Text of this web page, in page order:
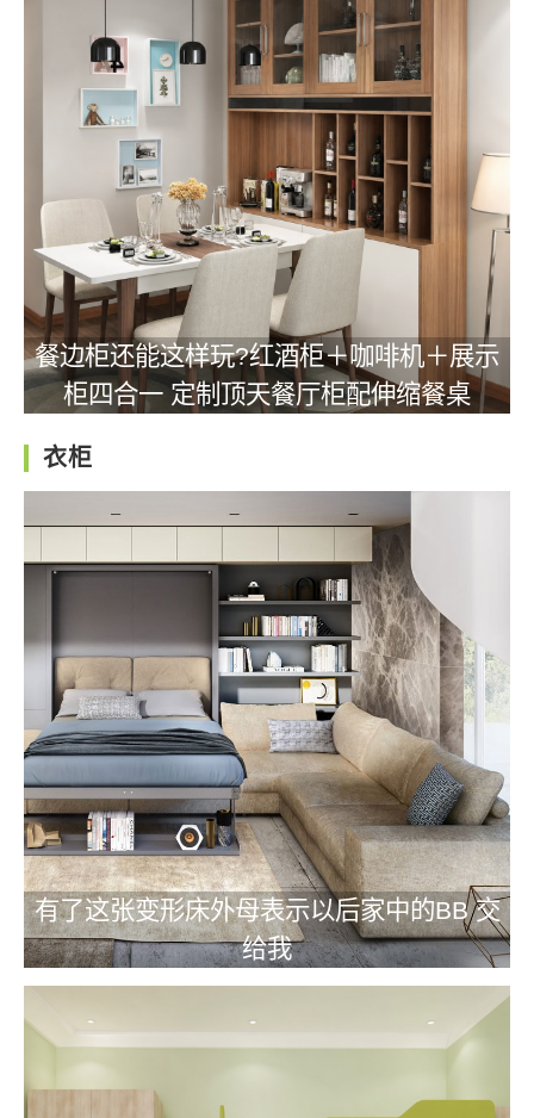
餐边柜还能这样玩?红酒柜＋咖啡机＋展示
柜四合一 定制顶天餐厅柜配伸缩餐桌
衣柜
有了这张变形床外母表示以后家中的BB 交
给我